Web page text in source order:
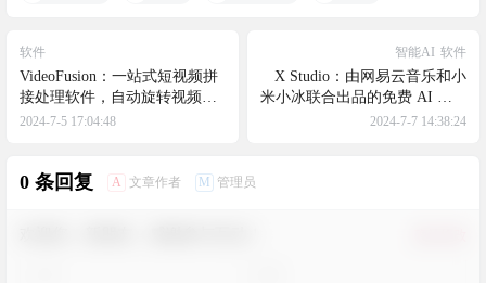
软件
VideoFusion：一站式短视频拼
接处理软件，自动旋转视频为
横屏/竖屏，提升画质，压缩视
2024-7-5 17:04:48
智能AI 软件
X Studio：由网易云音乐和小
米小冰联合出品的免费 AI 歌声
合成软件
2024-7-7 14:38:24
0 条回复 A 文章作者 M 管理员